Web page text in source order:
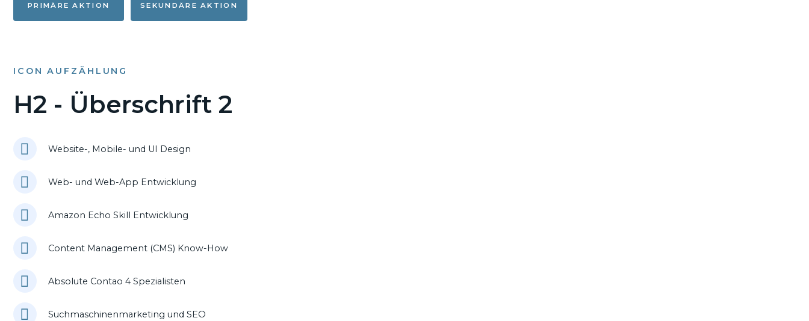
PRIMÄRE AKTION SEKUNDÄRE AKTION
ICON AUFZÄHLUNG
H2 - Überschrift 2
Website-, Mobile- und UI Design
Web- und Web-App Entwicklung
Amazon Echo Skill Entwicklung
Content Management (CMS) Know-How
Absolute Contao 4 Spezialisten
Suchmaschinenmarketing und SEO